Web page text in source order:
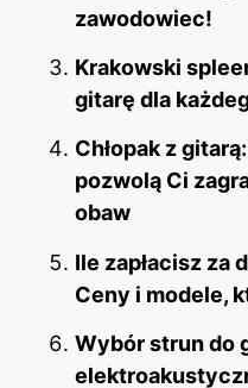
zawodowiec!
Krakowski
gitarę dla
Chłopak z
pozwolą Ci
obaw
Ile zapłacisz za
Ceny i modele,
Wybór strun do